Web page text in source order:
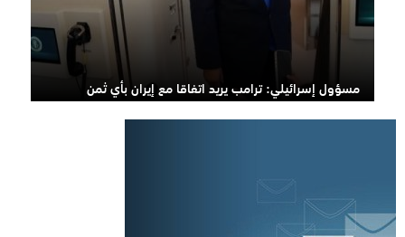
مسؤول إسرائيلي: ترامب يريد اتفاقا مع إيران بأي ثمن